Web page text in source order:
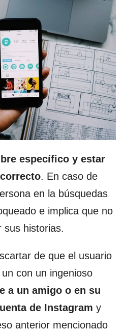
específico y estar
. En caso de
en la búsquedas
e implica que no
sus historias.
de que el usuario
con un ingenioso
a un amigo o en su
de Instagram y
anterior mencionado